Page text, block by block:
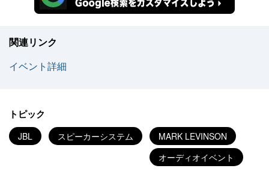
関連リンク
イベント詳細
トピック
JBL スピーカーシステム
MARK LEVINSON
オーディオイベント